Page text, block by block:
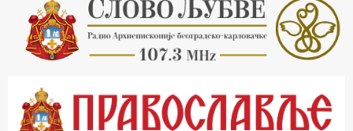
21.03 Гугл пита
22.03 Црквена предавања и трибине
23.00 Питања и одговори
00.03 Гугл пита
01.03 Живе речи - подкаст